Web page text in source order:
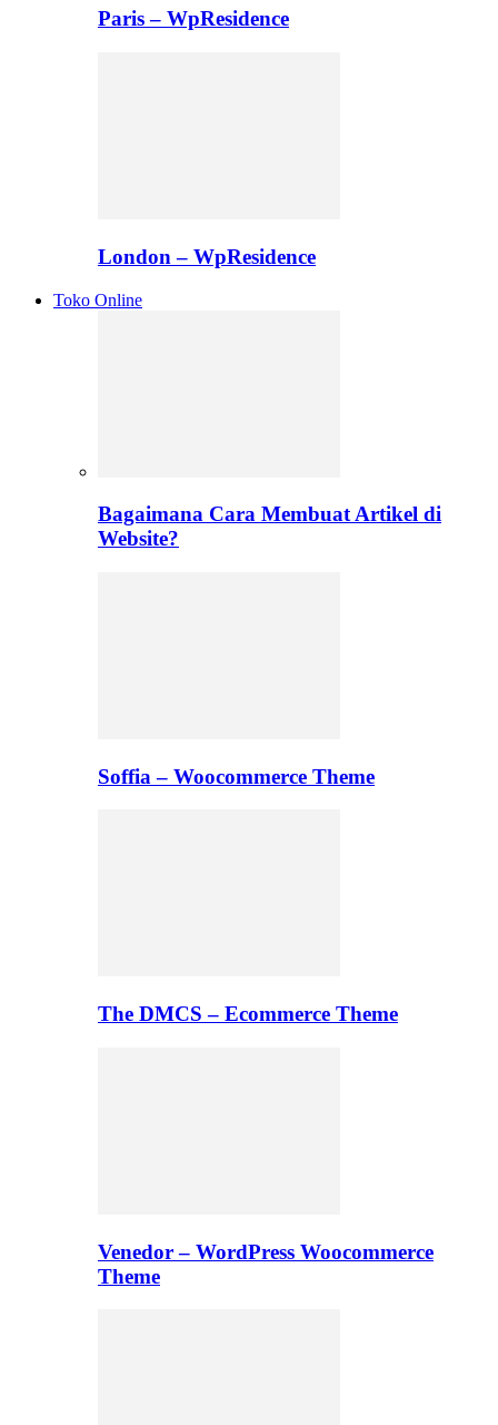
Paris – WpResidence
London – WpResidence
Toko Online
Bagaimana Cara Membuat Artikel di
Website?
Soffia – Woocommerce Theme
The DMCS – Ecommerce Theme
Venedor – WordPress Woocommerce
Theme